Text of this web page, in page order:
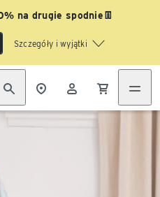
na drugie spodnie👖
Szczegóły i wyjątki